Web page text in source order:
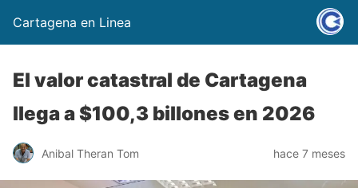
Cartagena en Linea
El valor catastral de Cartagena
llega a $100,3 billones en 2026
Anibal Theran Tom hace 7 meses